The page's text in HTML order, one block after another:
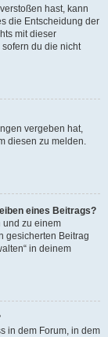
hast, kann
die Entscheidung der
mit dieser
du die nicht
vergeben hat,
diesen zu melden.
eines Beitrags?
und zu einem
gesicherten Beitrag
in deinem
in dem Forum, in dem